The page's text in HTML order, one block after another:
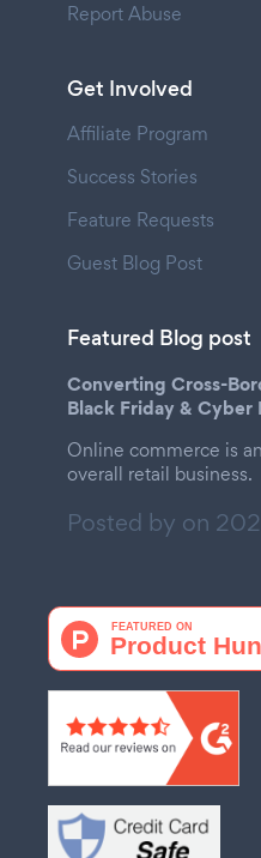
Report Abuse
Get Involved
Affiliate Program
Success Stories
Feature Requests
Guest Blog Post
Featured Blog post
Converting Cross-
Black Friday & Cyber
Online commerce is
overall retail business.
Posted by on